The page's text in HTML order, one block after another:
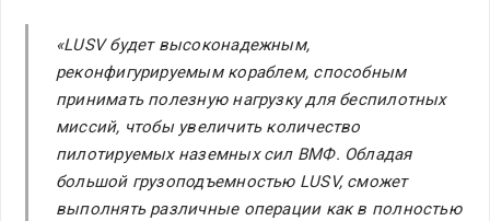
«LUSV будет высоконадежным,
реконфигурируемым кораблем, способным
принимать полезную нагрузку для беспилотных
миссий, чтобы увеличить количество
пилотируемых наземных сил ВМФ. Обладая
большой грузоподъемностью LUSV, сможет
выполнять различные операции как в полностью